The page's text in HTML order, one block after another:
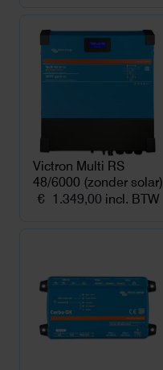
Victron Multi RS
48/6000 (zonder solar)
€ 1.349,00 incl. BTW